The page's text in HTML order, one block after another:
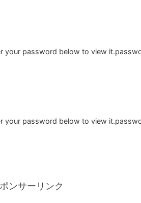
your password below to view
your password below to view
ンサーリンク